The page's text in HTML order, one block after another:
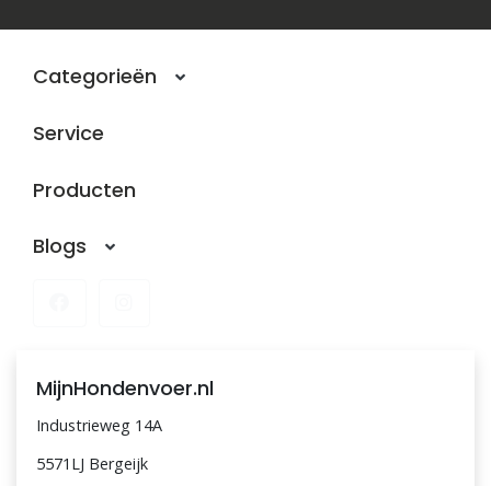
Inloggen
Categorieën
Service
Producten
Blogs
MijnHondenvoer.nl
Industrieweg 14A
5571LJ Bergeijk